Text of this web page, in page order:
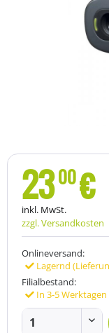
2300€
inkl. MwSt.
zzgl. Versandkosten
Onlineversand:
Lagernd
Filialbestand:
In 3-5